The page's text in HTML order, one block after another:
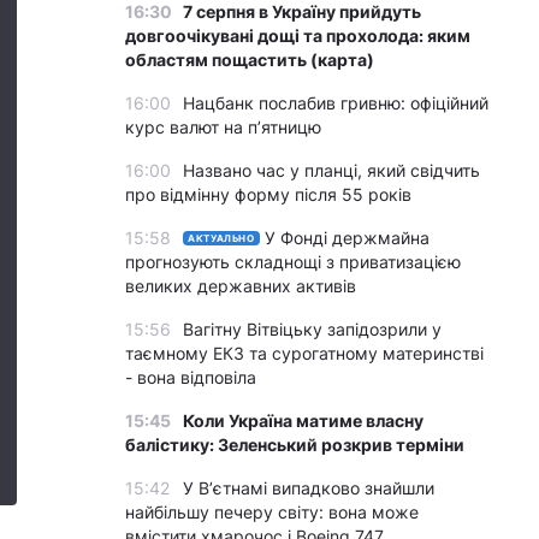
16:30 7 серпня в Україну прийдуть
довгоочікувані дощі та прохолода: яким
областям пощастить (карта)
16:00
Нацбанк послабив гривню: офіційний
курс валют на п’ятницю
16:00
Названо час у планці, який свідчить
про відмінну форму після 55 років
15:58 АКТУАЛЬНО
У Фонді держмайна
прогнозують складнощі з приватизацією
великих державних активів
15:56
Вагітну Вітвіцьку запідозрили у
таємному ЕКЗ та сурогатному материнстві
- вона відповіла
15:45 Коли Україна матиме власну
балістику: Зеленський розкрив терміни
15:42
У Вʼєтнамі випадково знайшли
найбільшу печеру світу: вона може